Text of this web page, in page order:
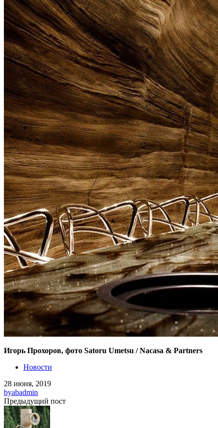
Игорь Прохоров, фото Satoru Umetsu / Nacasa & Partners
Новости
28 июня, 2019
byabadmin
Предыдущий пост